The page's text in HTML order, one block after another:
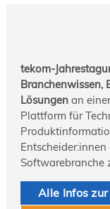
tekom-
Branchenwissen,
Lösungenan
Plattform für
Softwarebranche
Alle Infos